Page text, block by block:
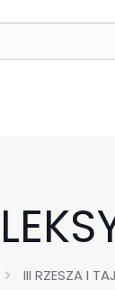
III RZESZA I